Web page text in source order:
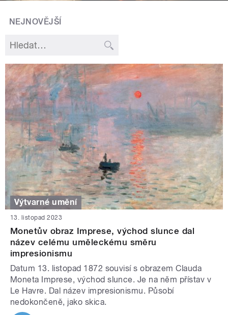
NEJNOVĚJŠÍ
Výtvarné umění
13. listopad 2023
Monetův obraz Imprese, východ slunce dal
název celému uměleckému směru
impresionismu
Datum 13. listopad 1872 souvisí s obrazem Clauda
Moneta Imprese, východ slunce. Je na něm přístav v
Le Havre. Dal název impresionismu. Působí
nedokončeně, jako skica.